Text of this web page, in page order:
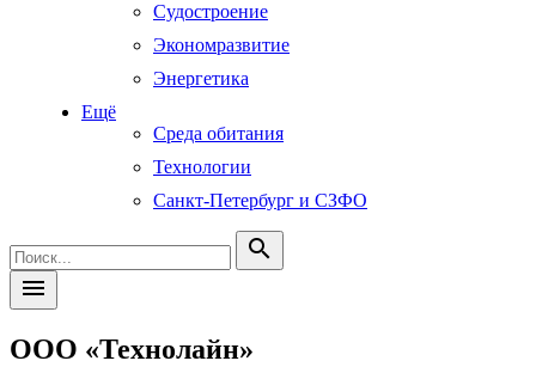
Судостроение
Экономразвитие
Энергетика
Ещё
Среда обитания
Технологии
Санкт-Петербург и СЗФО
search
menu
ООО «Технолайн»